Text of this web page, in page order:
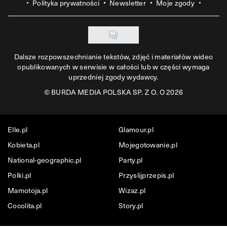
Polityka prywatności
Newsletter Moje zgody
Dalsze rozpowszechnianie tekstów, zdjęć i materiałów wideo
opublikowanych w serwisie w całości lub w części wymaga
uprzedniej zgody wydawcy.
©BURDA MEDIA POLSKA SP. Z O. O 2026
Elle.pl
Glamour.pl
Kobieta.pl
Mojegotowanie.pl
National-geographic.pl
Party.pl
Polki.pl
Przyslijprzepis.pl
Mamotoja.pl
Wizaz.pl
Cocolita.pl
Story.pl